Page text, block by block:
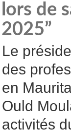
lors de
2025”
Le
des
en
Ould
activités